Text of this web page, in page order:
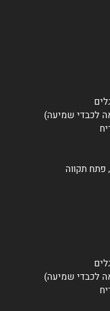
לכבדי שמיעה)
פתח תקווה
לכבדי שמיעה)